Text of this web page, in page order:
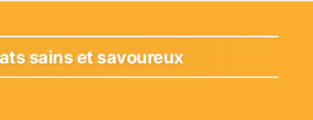
sains et savoureux